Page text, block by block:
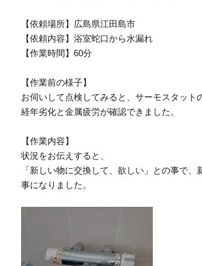
【依頼場所】広島県江田島市
【依頼内容】浴室蛇口から水漏れ
【作業時間】60分
【作業前の様子】
お伺いして点検してみると、サーモスタット
経年劣化と金属疲労が確認できました。
【作業内容】
状況をお伝えすると、
「新しい物に交換して、欲しい」との事で
事になりました。